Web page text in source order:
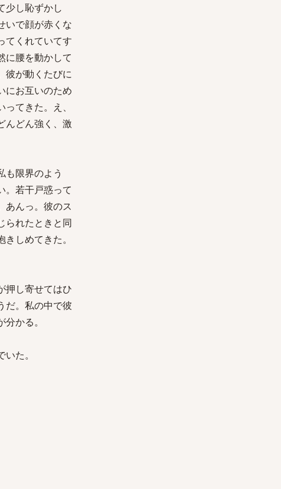
少し恥ずかし
いで顔が赤くな
てくれていてす
に腰を動かして
彼が動くたびに
にお互いのため
てきた。え、
んどん強く、激
も限界のよう
。若干戸惑って
あんっ。彼のス
られたときと同
しめてきた。
押し寄せてはひ
だ。私の中で彼
かる。
た。